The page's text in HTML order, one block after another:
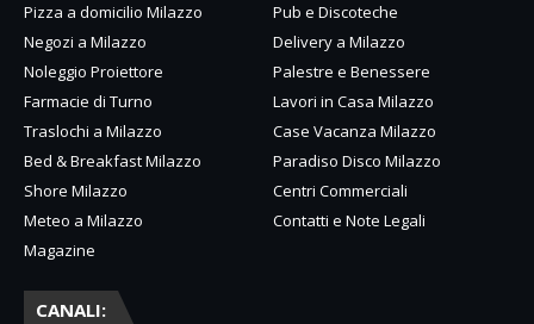
Pizza a domicilio Milazzo
Pub e Discoteche
Negozi a Milazzo
Delivery a Milazzo
Noleggio Proiettore
Palestre e Benessere
Farmacie di Turno
Lavori in Casa Milazzo
Traslochi a Milazzo
Case Vacanza Milazzo
Bed & Breakfast Milazzo
Paradiso Disco Milazzo
Shore Milazzo
Centri Commerciali
Meteo a Milazzo
Contatti e Note Legali
Magazine
CANALI: